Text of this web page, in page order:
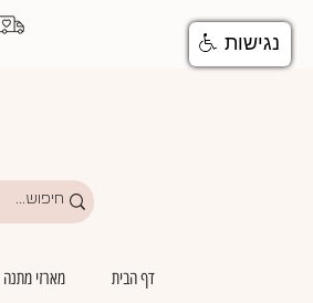
דף הבית מארזי מתנה
נגישות